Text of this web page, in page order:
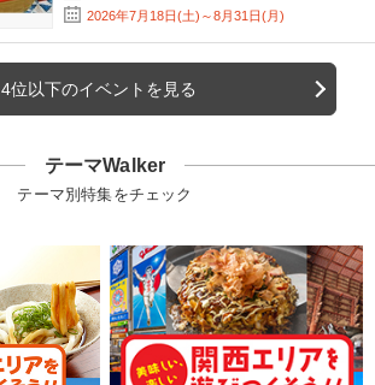
2026年7月18日(土)～8月31日(月)
4位以下のイベントを見る
テーマWalker
テーマ別特集をチェック